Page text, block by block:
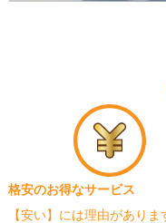
格安のお得なサービス
【安い】には理由がありま